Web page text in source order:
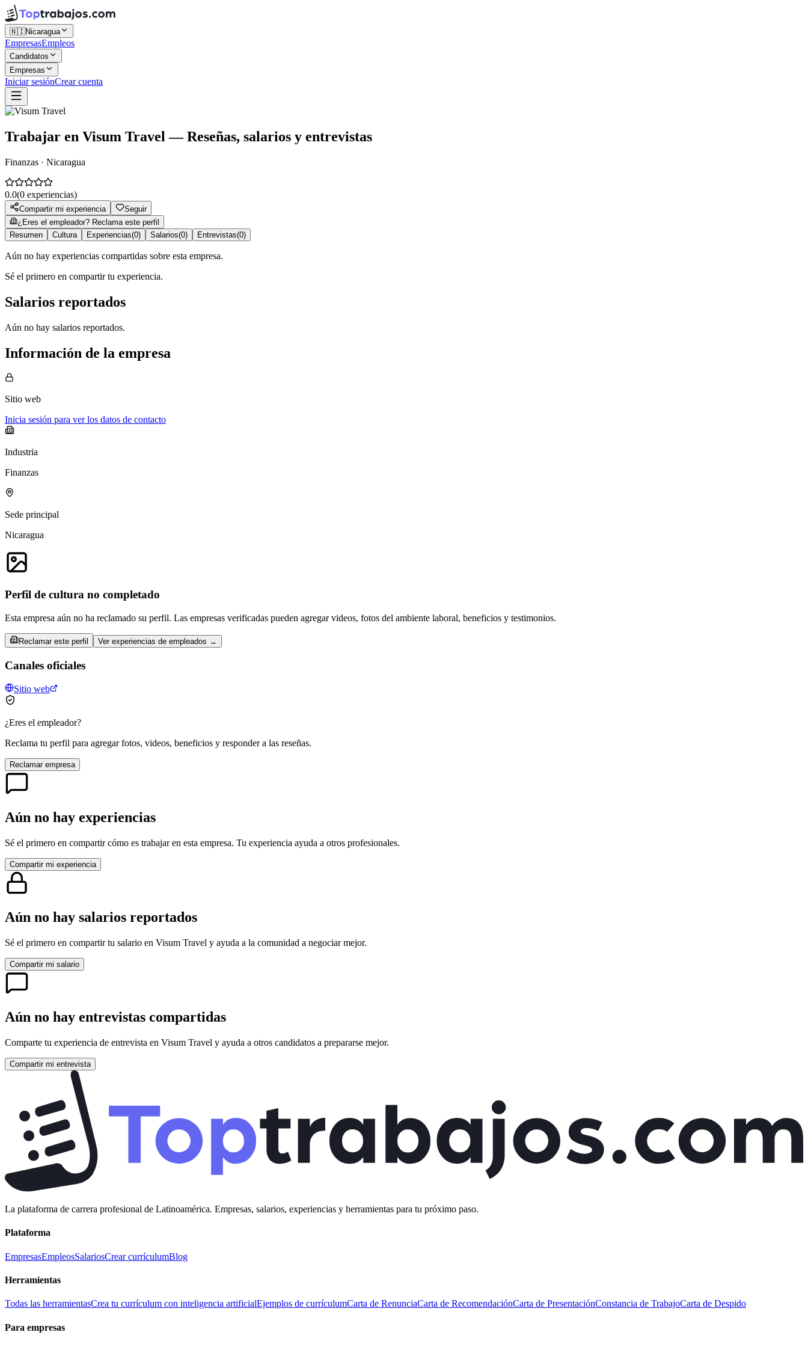
🇳🇮Nicaragua
EmpresasEmpleos
Candidatos
Empresas
Iniciar sesiónCrear cuenta
Trabajar en Visum Travel — Reseñas, salarios y entrevistas
Finanzas · Nicaragua
0.0(0 experiencias)
Compartir mi experiencia
Seguir
¿Eres el empleador? Reclama este perfil
Resumen
Cultura Experiencias(0) Salarios(0) Entrevistas(0)
Aún no hay experiencias compartidas sobre esta empresa.
Sé el primero en compartir tu experiencia.
Salarios reportados
Aún no hay salarios reportados.
Información de la empresa
Sitio web
Inicia sesión para ver los datos de contacto
Industria
Finanzas
Sede principal
Nicaragua
Perfil de cultura no completado
Esta empresa aún no ha reclamado su perfil. Las empresas verificadas pueden agregar videos, fotos del ambiente laboral, beneficios y testimonios.
Reclamar este perfil Ver experiencias de empleados →
Canales oficiales
Sitio web
¿Eres el empleador?
Reclama tu perfil para agregar fotos, videos, beneficios y responder a las reseñas.
Reclamar empresa
Aún no hay experiencias
Sé el primero en compartir cómo es trabajar en esta empresa. Tu experiencia ayuda a otros profesionales.
Compartir mi experiencia
Aún no hay salarios reportados
Sé el primero en compartir tu salario en Visum Travel y ayuda a la comunidad a negociar mejor.
Compartir mi salario
Aún no hay entrevistas compartidas
Comparte tu experiencia de entrevista en Visum Travel y ayuda a otros candidatos a prepararse mejor.
Compartir mi entrevista
La plataforma de carrera profesional de Latinoamérica. Empresas, salarios, experiencias y herramientas para tu próximo paso.
Plataforma
EmpresasEmpleosSalariosCrear currículumBlog
Herramientas
Todas las herramientasCrea tu currículum con inteligencia artificialEjemplos de currículumCarta de RenunciaCarta de RecomendaciónCarta de PresentaciónConstancia de TrabajoCarta de Despido
Para empresas